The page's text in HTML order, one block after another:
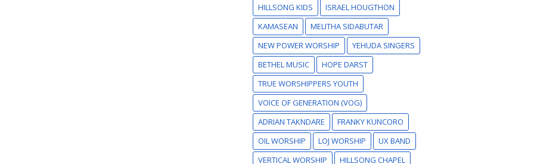
HILLSONG KIDS
ISRAEL HOUGTHON
KAMASEAN
MELITHA SIDABUTAR
NEW POWER WORSHIP
YEHUDA SINGERS
BETHEL MUSIC
HOPE DARST
TRUE WORSHIPPERS YOUTH
VOICE OF GENERATION (VOG)
ADRIAN TAKNDARE
FRANKY KUNCORO
OIL WORSHIP
LOJ WORSHIP
UX BAND
VERTICAL WORSHIP
HILLSONG CHAPEL